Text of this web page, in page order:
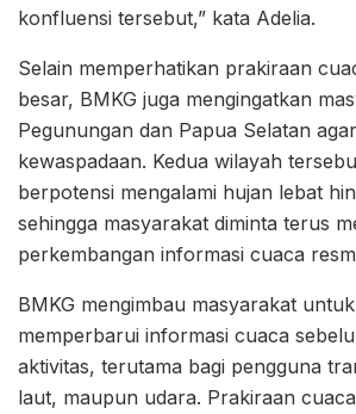
konfluensi tersebut,” kata Adelia.
Selain memperhatikan prakiraan
besar, BMKG juga mengingatkan
Pegunungan dan Papua Selatan
kewaspadaan. Kedua wilayah
berpotensi mengalami hujan lebat
sehingga masyarakat diminta terus
perkembangan informasi cuaca
BMKG mengimbau masyarakat
memperbarui informasi cuaca
aktivitas, terutama bagi pengguna
laut, maupun udara. Prakiraan